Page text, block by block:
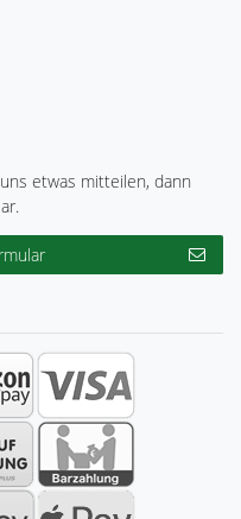
etwas mitteilen, dann